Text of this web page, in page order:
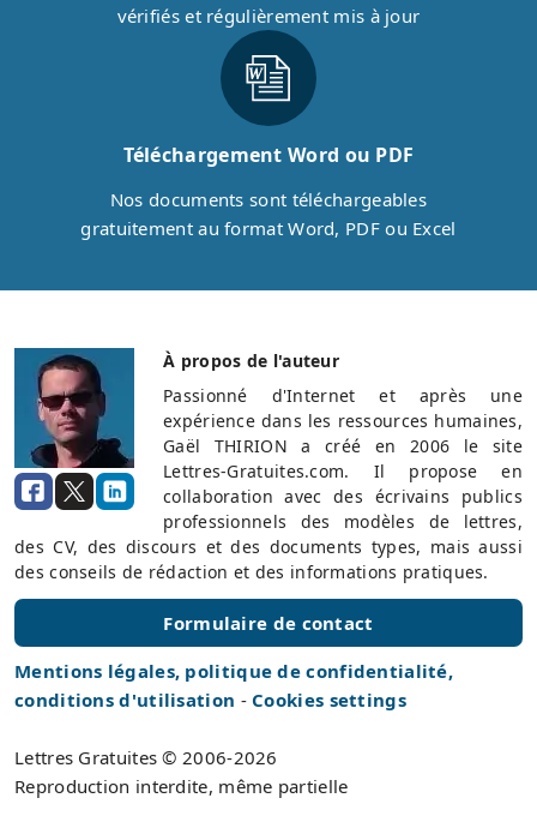
vérifiés et régulièrement mis à jour
Téléchargement Word ou PDF
Nos documents sont téléchargeables
gratuitement au format Word, PDF ou Excel
À propos de l'auteur
Passionné d'Internet et après une
expérience dans les ressources humaines,
Gaël THIRION a créé en 2006 le site
Lettres-Gratuites.com. Il propose en
collaboration avec des écrivains publics
professionnels des modèles de lettres,
des CV, des discours et des documents types, mais aussi
des conseils de rédaction et des informations pratiques.
Formulaire de contact
Mentions légales, politique de confidentialité,
conditions d'utilisation - Cookies settings
Lettres Gratuites © 2006-2026
Reproduction interdite, même partielle